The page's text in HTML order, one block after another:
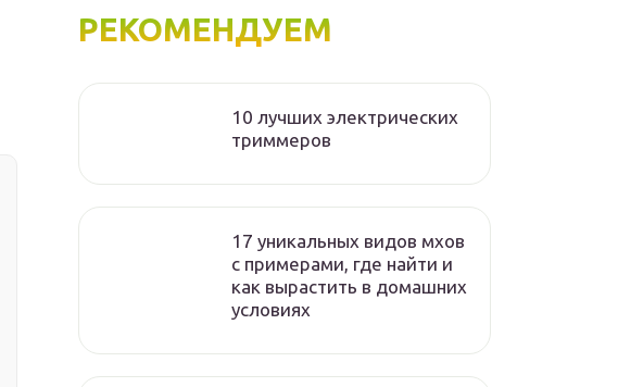
РЕКОМЕНДУЕМ
10 лучших электрических
триммеров
17 уникальных видов мхов
c примерами, где найти и
как вырастить в домашних
условиях